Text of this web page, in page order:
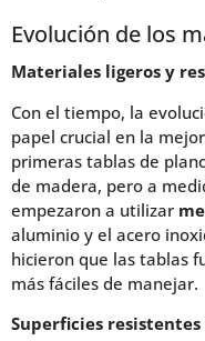
Evolución de los
Materiales ligeros y
Con el tiempo, la
papel crucial en la
primeras tablas de
de madera, pero a
empezaron a utilizar
aluminio y el acero
hicieron que las tablas
más fáciles de manejar.
Superficies